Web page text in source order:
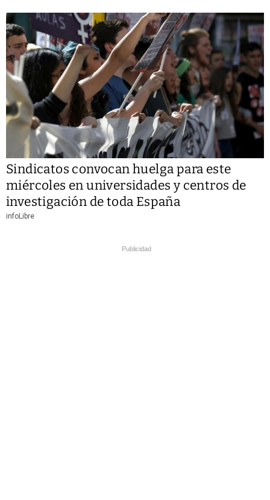
Sindicatos convocan huelga para este
miércoles en universidades y centros de
investigación de toda España
infoLibre
Publicidad